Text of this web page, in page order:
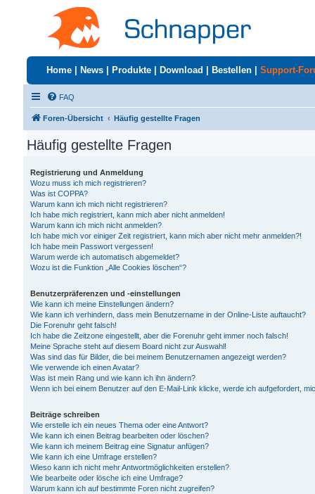
Home News Produkte Download Bestellen Support-
FAQ
Foren-Übersicht Häufig gestellte Fragen
Häufig gestellte Fragen
Registrierung und Anmeldung
Wozu muss ich mich registrieren?
Was ist COPPA?
Warum kann ich mich nicht registrieren?
Ich habe mich registriert, kann mich aber nicht anmelden!
Warum kann ich mich nicht anmelden?
Ich habe mich vor einiger Zeit registriert, kann mich aber nicht mehr anmelden?!
Ich habe mein Passwort vergessen!
Warum werde ich automatisch abgemeldet?
Wozu ist die Funktion „Alle Cookies löschen“?
Benutzerpräferenzen und -einstellungen
Wie kann ich meine Einstellungen ändern?
Wie kann ich verhindern, dass mein Benutzername in der Online-Liste auftaucht?
Die Forenuhr geht falsch!
Ich habe die Zeitzone eingestellt, aber die Forenuhr geht immer noch falsch!
Meine Sprache steht auf diesem Board nicht zur Auswahl!
Was sind das für Bilder, die bei meinem Benutzernamen angezeigt werden?
Wie verwende ich einen Avatar?
Was ist mein Rang und wie kann ich ihn ändern?
Wenn ich bei einem Benutzer auf den E-Mail-Link klicke, werde ich aufgefordert,
Beiträge schreiben
Wie erstelle ich ein neues Thema oder eine Antwort?
Wie kann ich einen Beitrag bearbeiten oder löschen?
Wie kann ich meinem Beitrag eine Signatur anfügen?
Wie kann ich eine Umfrage erstellen?
Wieso kann ich nicht mehr Antwortmöglichkeiten erstellen?
Wie bearbeite oder lösche ich eine Umfrage?
Warum kann ich auf bestimmte Foren nicht zugreifen?